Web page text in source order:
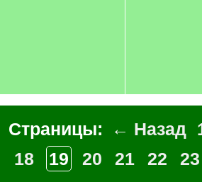
Страницы: ← Назад
18
19 20 21 22 23